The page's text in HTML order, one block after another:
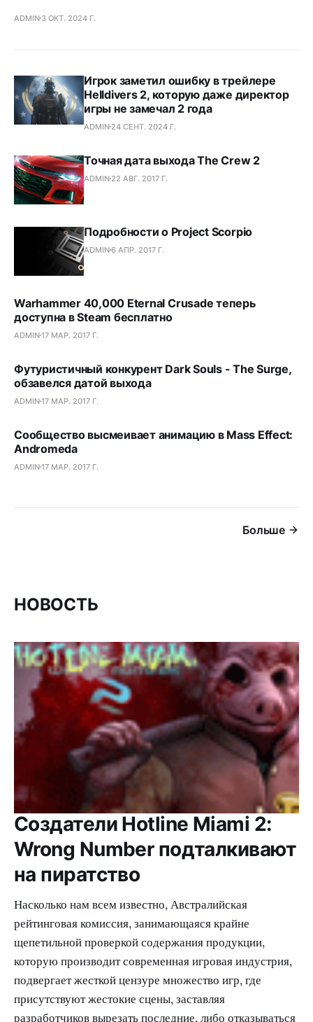
ADMIN 3 ОКТ. 2024 Г.
Игрок заметил ошибку в трейлере
Helldivers 2, которую даже директор
игры не замечал 2 года
ADMIN 24 СЕНТ. 2024 Г.
Точная дата выхода The Crew 2
ADMIN 22 АВГ. 2017 Г.
Подробности о Project Scorpio
ADMIN6 АПР. 2017 Г.
Warhammer 40,000 Eternal Crusade теперь
доступна в Steam бесплатно
ADMIN17 МАР. 2017 Г.
Футуристичный конкурент Dark Souls - The Surge,
обзавелся датой выхода
ADMIN17 МАР. 2017 Г.
Сообщество высмеивает анимацию в Mass Effect:
Andromeda
ADMIN17 МАР. 2017 Г.
Больше
НОВОСТЬ
Создатели Hotline Miami 2:
Wrong Number подталкивают
на пиратство
Насколько нам всем известно, Австралийская
рейтинговая комиссия, занимающаяся крайне
щепетильной проверкой содержания продукции,
которую производит современная игровая индустрия,
подвергает жесткой цензуре множество игр, где
присутствуют жестокие сцены, заставляя
разработчиков вырезать последние, либо отказываться